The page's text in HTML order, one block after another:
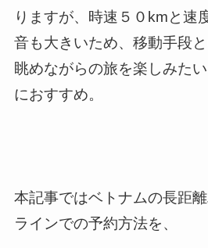
りますが、時速５０kmと速
音も大きいため、移動手段
眺めながらの旅を楽しみた
におすすめ。
本記事ではベトナムの長距
ラインでの予約方法を、